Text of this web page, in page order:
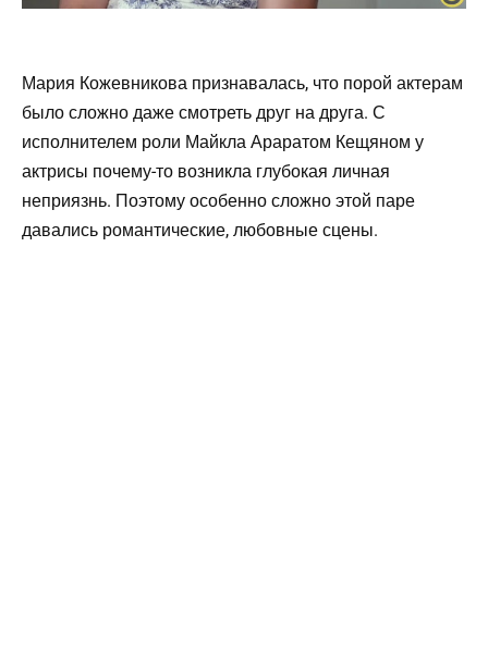
Мария Кожевникова признавалась, что порой актерам
было сложно даже смотреть друг на друга. С
исполнителем роли Майкла Араратом Кещяном у
актрисы почему-то возникла глубокая личная
неприязнь. Поэтому особенно сложно этой паре
давались романтические, любовные сцены.